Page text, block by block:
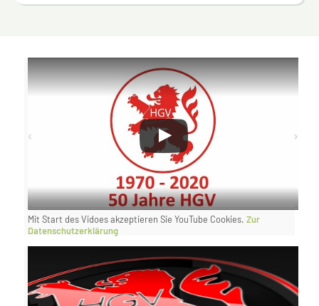
Mit Start des Vidoes akzeptieren Sie YouTube Cookies. Zur
Datenschutzerklärung